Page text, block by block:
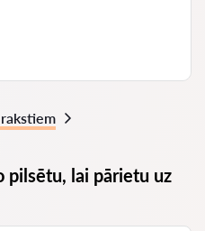
pilsētu, lai pārietu uz